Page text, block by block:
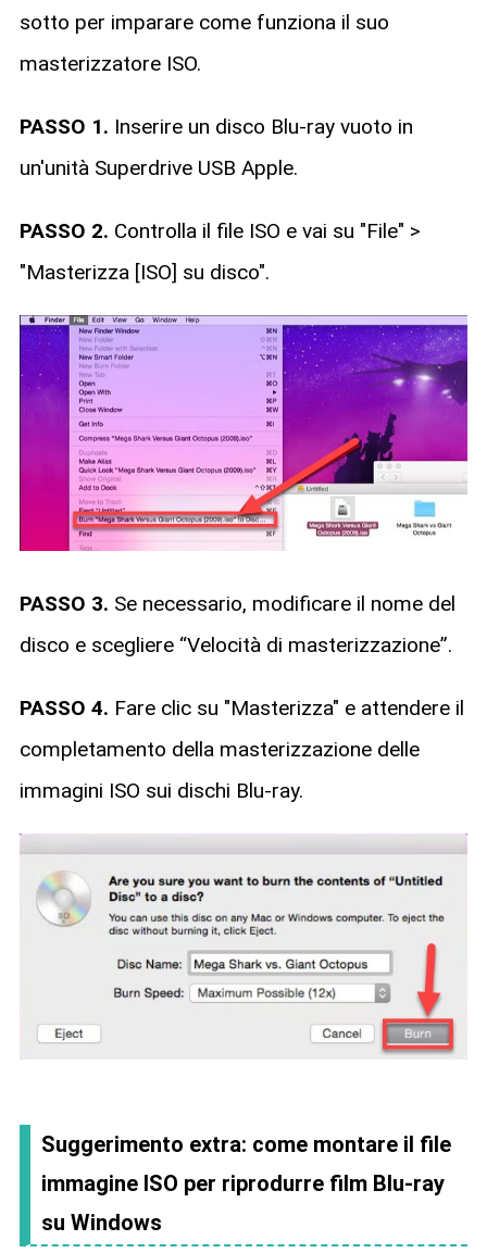
sotto per imparare come funziona il suo
masterizzatore ISO.
PASSO 1. Inserire un disco Blu-ray vuoto in
un'unità Superdrive USB Apple.
PASSO 2. Controlla il file ISO e vai su "File" >
"Masterizza [ISO] su disco".
PASSO 3. Se necessario, modificare il nome del
disco e scegliere “Velocità di masterizzazione”.
PASSO 4. Fare clic su "Masterizza" e attendere il
completamento della masterizzazione delle
immagini ISO sui dischi Blu-ray.
Suggerimento extra: come montare il file
immagine ISO per riprodurre film Blu-ray
su Windows